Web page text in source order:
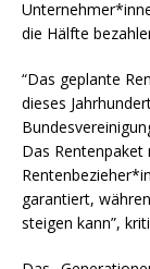
die Hälfte
“Das geplante
dieses
Das
garantiert,
steigen kann”,